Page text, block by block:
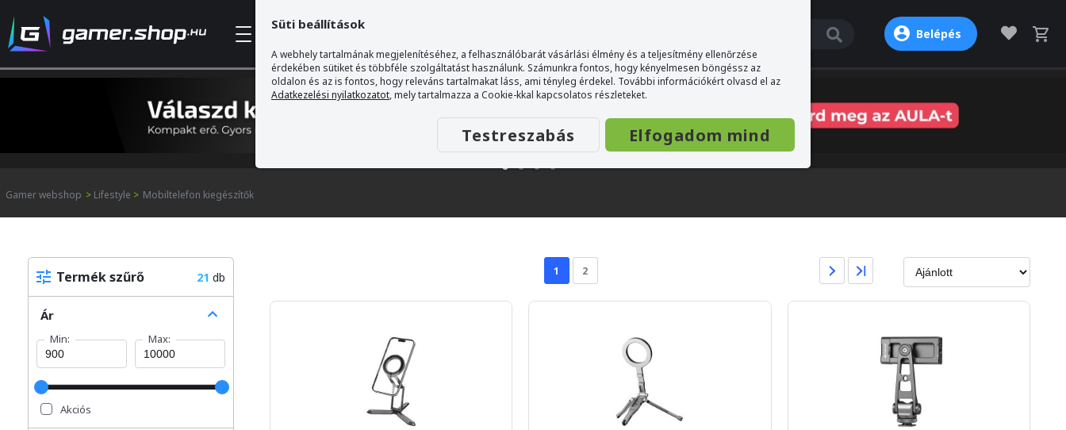
Belépés
Kategóriák
Gamer webshop > Lifestyle > Mobiltelefon kiegészítők
Termék szűrő 21 db
Ár
Min: Max:
Akciós
1 2
Süti beállítások
A webhely tartalmának megjelenítéséhez, a felhasználóbarát vásárlási élmény és a teljesítmény ellenőrzése
érdekében sütiket és többféle szolgáltatást használunk. Számunkra fontos, hogy kényelmesen böngéssz az
oldalon és az is fontos, hogy releváns tartalmakat láss, ami tényleg érdekel. További információkért olvasd el az
Adatkezelési nyilatkozatot, mely tartalmazza a Cookie-kkal kapcsolatos részleteket.
Testreszabás Elfogadom mind